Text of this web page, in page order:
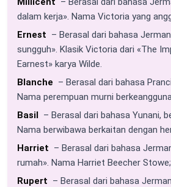
dalam kerja». Nama Victoria yang
Ernest – Berasal dari bahasa
sungguh». Klasik Victoria dari «The
Earnest» karya Wilde.
Blanche – Berasal dari bahasa
Nama perempuan murni
Basil – Berasal dari bahasa Yunani,
Nama berwibawa berkaitan dengan
Harriet – Berasal dari bahasa
rumah». Nama Harriet Beecher
Rupert – Berasal dari bahasa